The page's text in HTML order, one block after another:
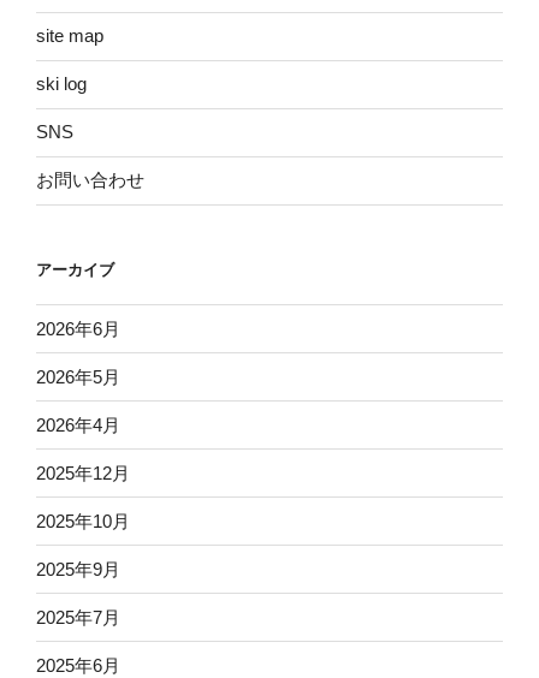
site map
ski log
SNS
お問い合わせ
アーカイブ
2026年6月
2026年5月
2026年4月
2025年12月
2025年10月
2025年9月
2025年7月
2025年6月